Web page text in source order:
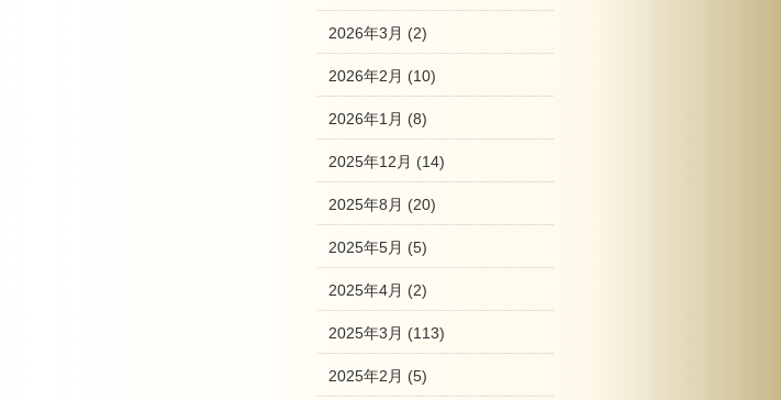
2026年3月 (2)
2026年2月 (10)
2026年1月 (8)
2025年12月 (14)
2025年8月 (20)
2025年5月 (5)
2025年4月 (2)
2025年3月 (113)
2025年2月 (5)